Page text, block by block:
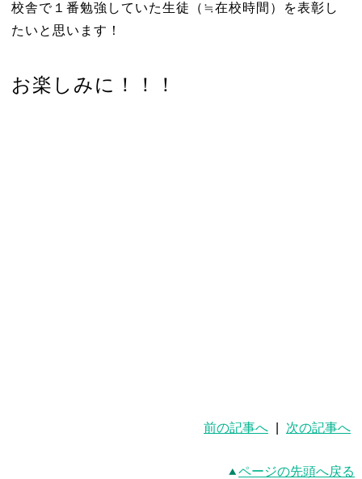
校舎で１番勉強していた生徒（≒在校時間）を表彰し
たいと思います！
お楽しみに！！！
前の記事へ 次の記事へ
ページの先頭へ戻る